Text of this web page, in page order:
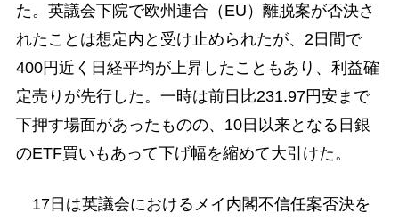
た。英議会下院で欧州連合（EU）離脱案が否決さ
れたことは想定内と受け止められたが、2日間で
400円近く日経平均が上昇したこともあり、利益確
定売りが先行した。一時は前日比231.97円安まで
下押す場面があったものの、10日以来となる日銀
のETF買いもあって下げ幅を縮めて大引けた。
17日は英議会におけるメイ内閣不信任案否決を